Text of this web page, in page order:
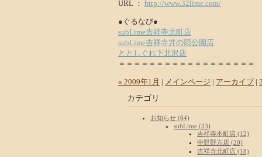
URL ： http://www.32lime.com/
●ぐるなび●
subLime吉祥寺北町店
subLime吉祥寺井の頭公園店
ととしぐれ下北沢店
＝＝＝＝＝＝＝＝＝＝＝＝＝＝＝＝＝＝
« 2009年1月 | メインページ | アーカイブ |
カテゴリ
お知らせ (64)
subLime (33)
吉祥寺本町店 (12)
中野野方店 (20)
吉祥寺北町店 (18)